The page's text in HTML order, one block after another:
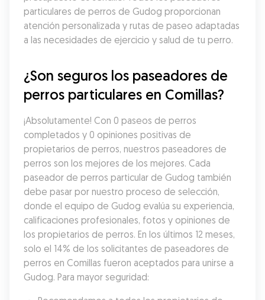
particulares de perros de Gudog proporcionan
atención personalizada y rutas de paseo adaptadas
a las necesidades de ejercicio y salud de tu perro.
¿Son seguros los paseadores de
perros particulares en Comillas?
¡Absolutamente! Con 0 paseos de perros
completados y 0 opiniones positivas de
propietarios de perros, nuestros paseadores de
perros son los mejores de los mejores. Cada
paseador de perros particular de Gudog también
debe pasar por nuestro proceso de selección,
donde el equipo de Gudog evalúa su experiencia,
calificaciones profesionales, fotos y opiniones de
los propietarios de perros. En los últimos 12 meses,
solo el 14% de los solicitantes de paseadores de
perros en Comillas fueron aceptados para unirse a
Gudog. Para mayor seguridad: